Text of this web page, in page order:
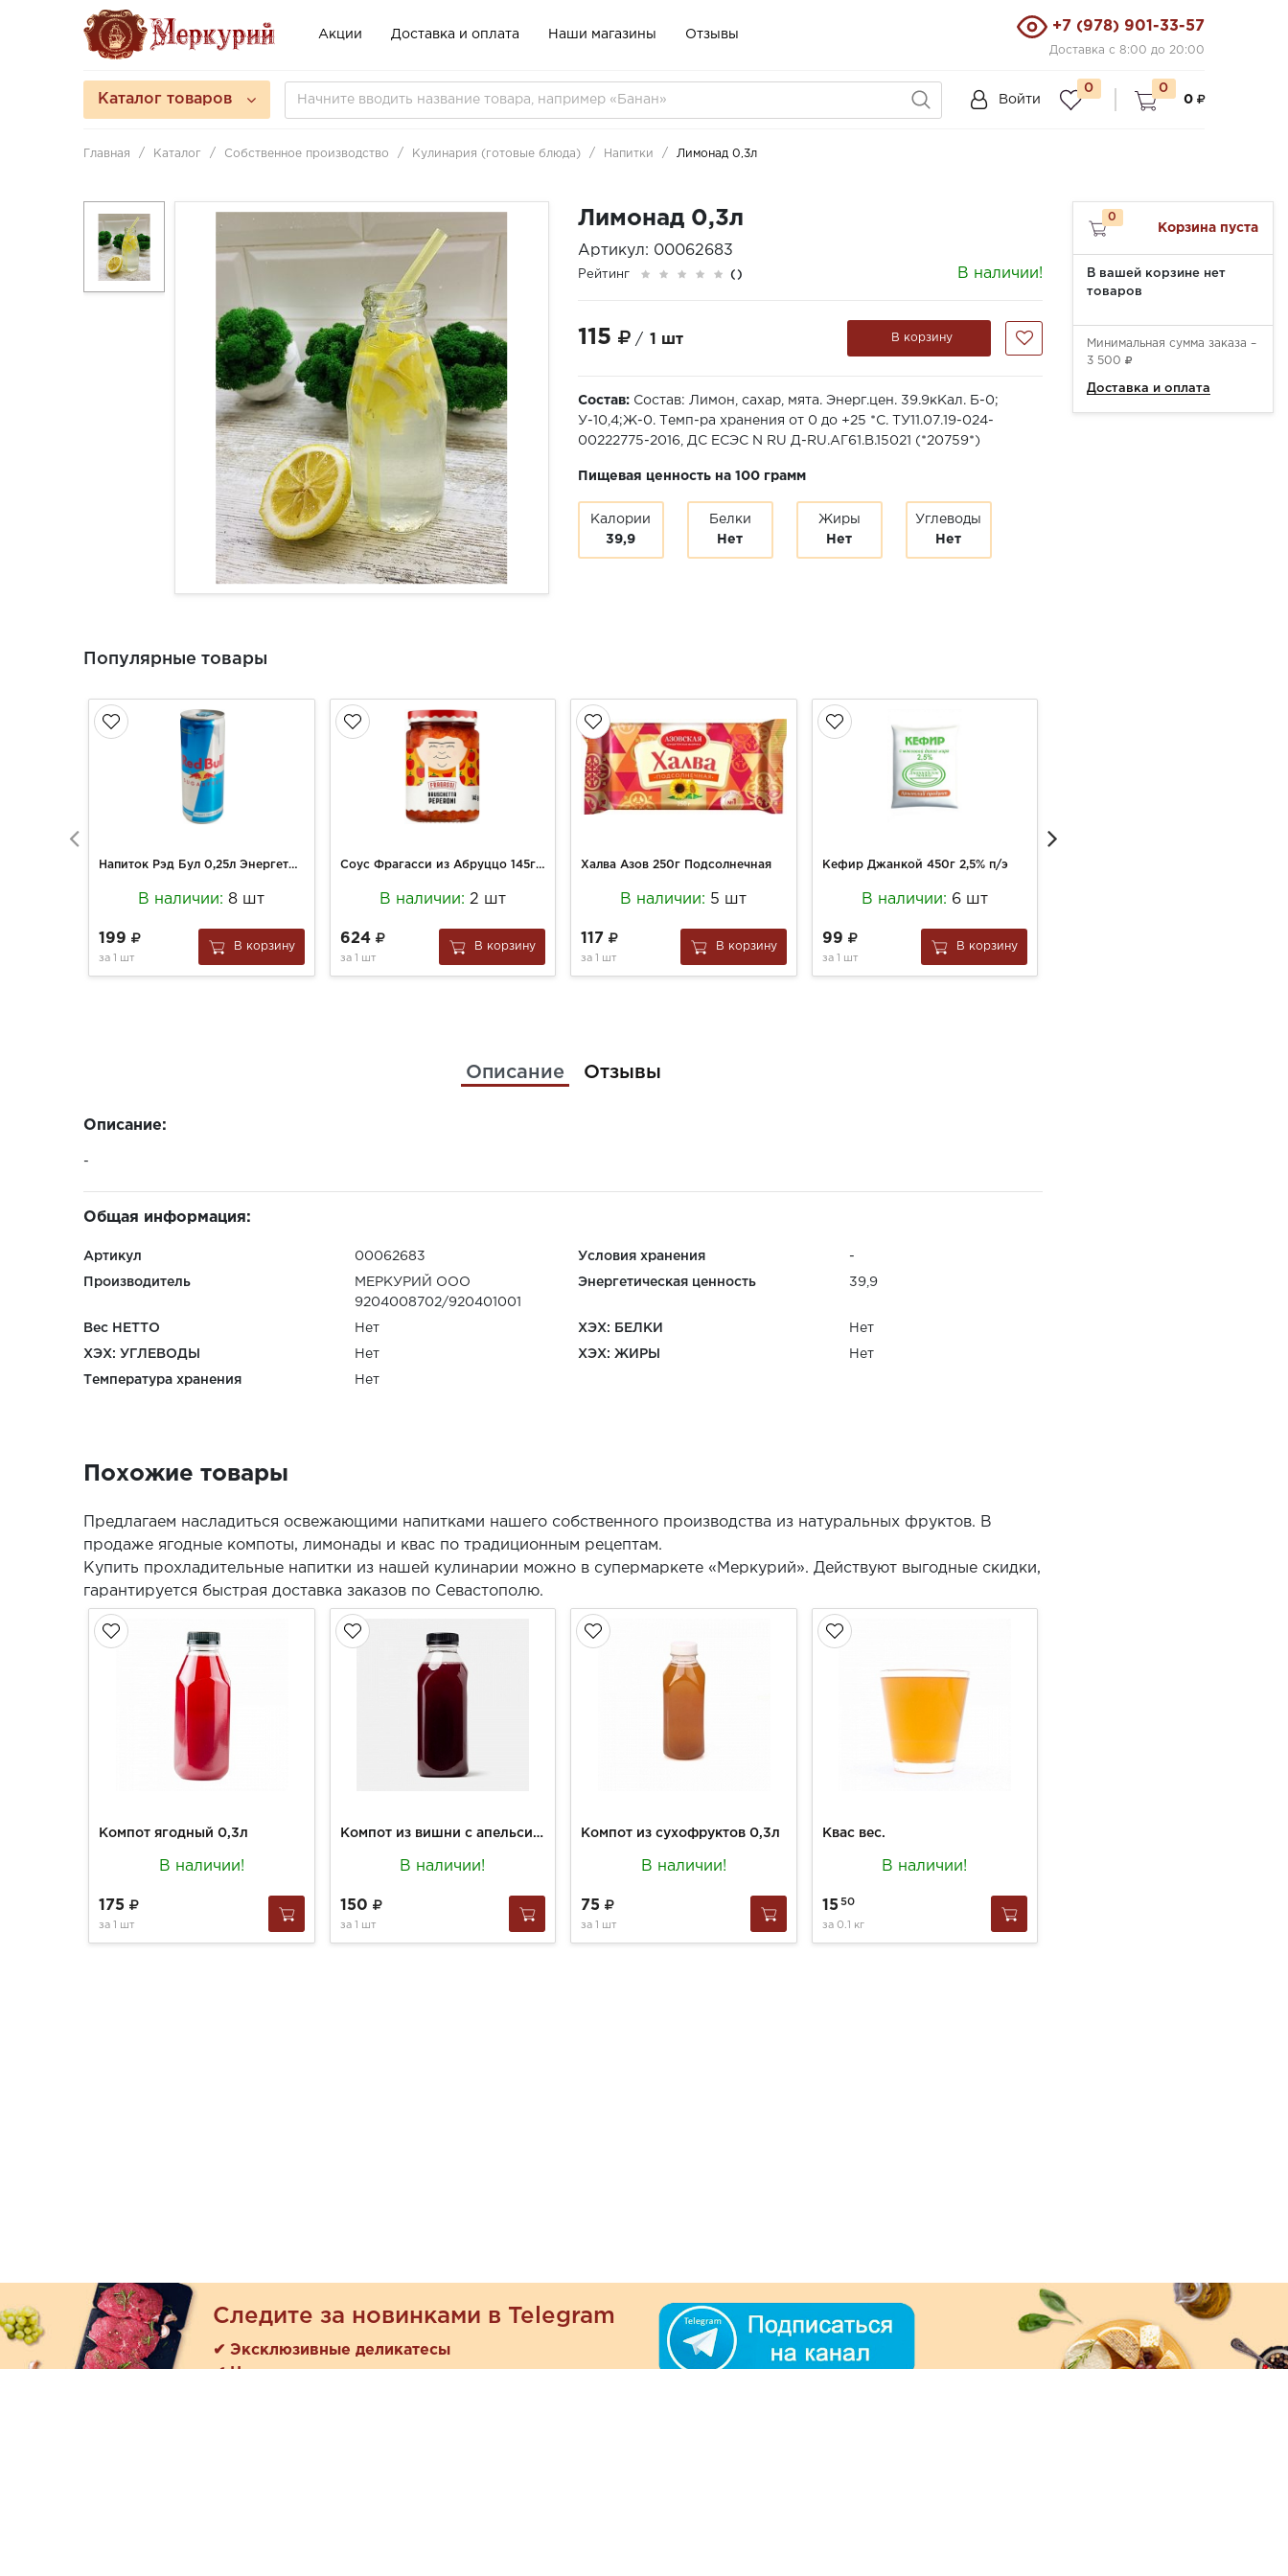
Акции Доставка и оплата Наши магазины Отзывы
+7 (978) 901-33-57
Доставка с 8:00 до 20:00
Каталог товаров Войти
0
0
0
Главная Каталог Собственное производство Кулинария (готовые блюда) Напитки Лимонад 0,3л
Лимонад 0,3л
Артикул: 00062683
Рейтинг () В наличии!
115 / 1 шт В корзину
Состав: Состав: Лимон, сахар, мята. Энерг.цен. 39.9кКал. Б-0;
У-10,4;Ж-0. Темп-ра хранения от 0 до +25 *С. ТУ11.07.19-024-
00222775-2016, ДС ЕСЭС N RU Д-RU.АГ61.B.15021 (*20759*)
Пищевая ценность на 100 грамм
Калории
39,9
Белки
Нет
Жиры
Нет
Углеводы
Нет
Популярные товары
Напиток Рэд Бул 0,25л Энергетический Без сахара ж/б
В наличии:8 шт
199
за 1 шт
В корзину
Соус Фрагасси из Абруццо 145г со сладким перцем д/брускетты с/б
В наличии: 2 шт
624
за 1 шт
В корзину
Халва Азов 250г Подсолнечная
В наличии: 5 шт
117
за 1 шт
В корзину
Кефир Джанкой 450г 2,5% п/э
В наличии: 6 шт
99
за 1 шт
В корзину
Описание Отзывы
Описание:
-
Общая информация:
Артикул 00062683 Условия хранения -
Производитель
МЕРКУРИЙ ООО
9204008702/920401001
Энергетическая ценность 39,9
Вес НЕТТО Нет ХЭХ: БЕЛКИ Нет
ХЭХ: УГЛЕВОДЫ Нет ХЭХ: ЖИРЫ Нет
Температура хранения Нет
Похожие товары
Предлагаем насладиться освежающими напитками нашего собственного производства из натуральных фруктов. В
продаже ягодные компоты, лимонады и квас по традиционным рецептам.
Купить прохладительные напитки из нашей кулинарии можно в супермаркете «Меркурий». Действуют выгодные скидки,
гарантируется быстрая доставка заказов по Севастополю.
Компот ягодный 0,3л
В наличии!
175
за 1 шт
Компот из вишни с апельсином 0,3л
В наличии!
150
за 1 шт
Компот из сухофруктов 0,3л
В наличии!
75
за 1 шт
Квас вес.
В наличии!
15 50
за 0.1 кг
0
Корзина пуста
В вашей корзине нет
товаров
Минимальная сумма заказа –
3 500
Доставка и оплата
Следите за новинками в Telegram
✔ Эксклюзивные деликатесы
✔ Новые поступления